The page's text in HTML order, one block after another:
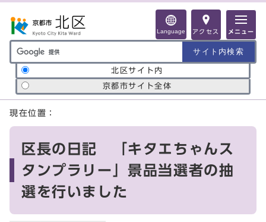
Language アクセス メニュー
サイト内検索の範囲
北区サイト内
京都市サイト全体
ここから本文です
現在位置：
区長の日記 「キタエちゃんス
タンプラリー」景品当選者の抽
選を行いました